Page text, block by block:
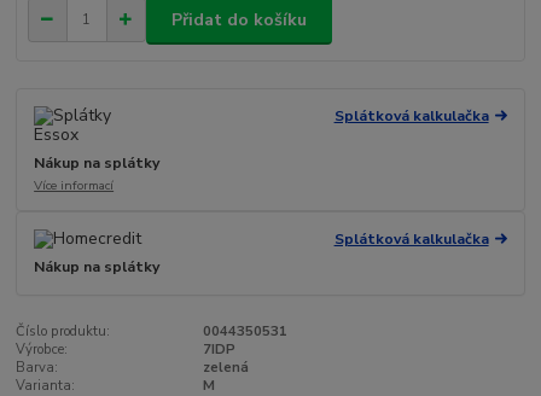
Přidat do košíku
Splátková kalkulačka
Nákup na splátky
Více informací
Splátková kalkulačka
Nákup na splátky
Číslo produktu:
0044350531
Výrobce:
7IDP
Barva:
zelená
Varianta:
M